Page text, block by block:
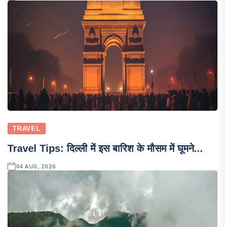
TRAVEL
Travel Tips: दिल्ली में इस बारिश के मौसम में घूमने...
04 AUG, 2026